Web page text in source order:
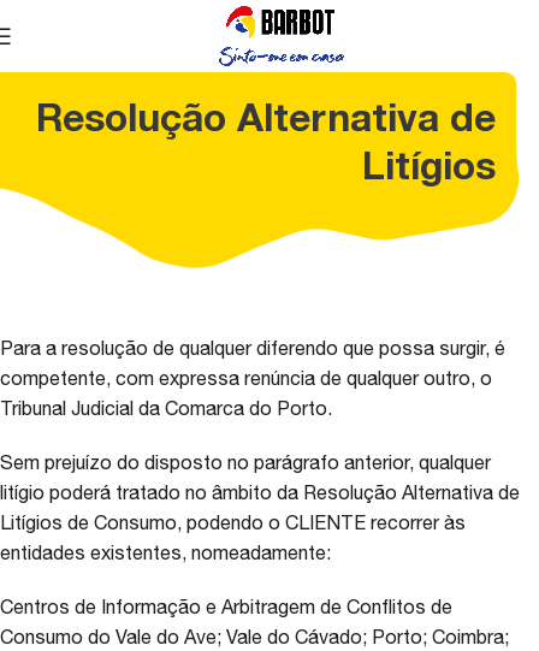
Resolução Alternativa de
Litígios
Para a resolução de qualquer diferendo que possa surgir, é
competente, com expressa renúncia de qualquer outro, o
Tribunal Judicial da Comarca do Porto.
Sem prejuízo do disposto no parágrafo anterior, qualquer
litígio poderá tratado no âmbito da Resolução Alternativa de
Litígios de Consumo, podendo o CLIENTE recorrer às
entidades existentes, nomeadamente:
Centros de Informação e Arbitragem de Conflitos de
Consumo do Vale do Ave; Vale do Cávado; Porto; Coimbra;